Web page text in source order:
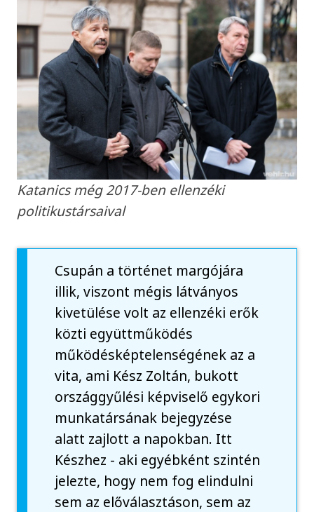
Katanics még 2017-ben ellenzéki
politikustársaival
Csupán a történet margójára
illik, viszont mégis látványos
kivetülése volt az ellenzéki erők
közti együttműködés
működésképtelenségének az a
vita, ami Kész Zoltán, bukott
országgyűlési képviselő egykori
munkatársának bejegyzése
alatt zajlott a napokban. Itt
Készhez - aki egyébként szintén
jelezte, hogy nem fog elindulni
sem az előválasztáson, sem az